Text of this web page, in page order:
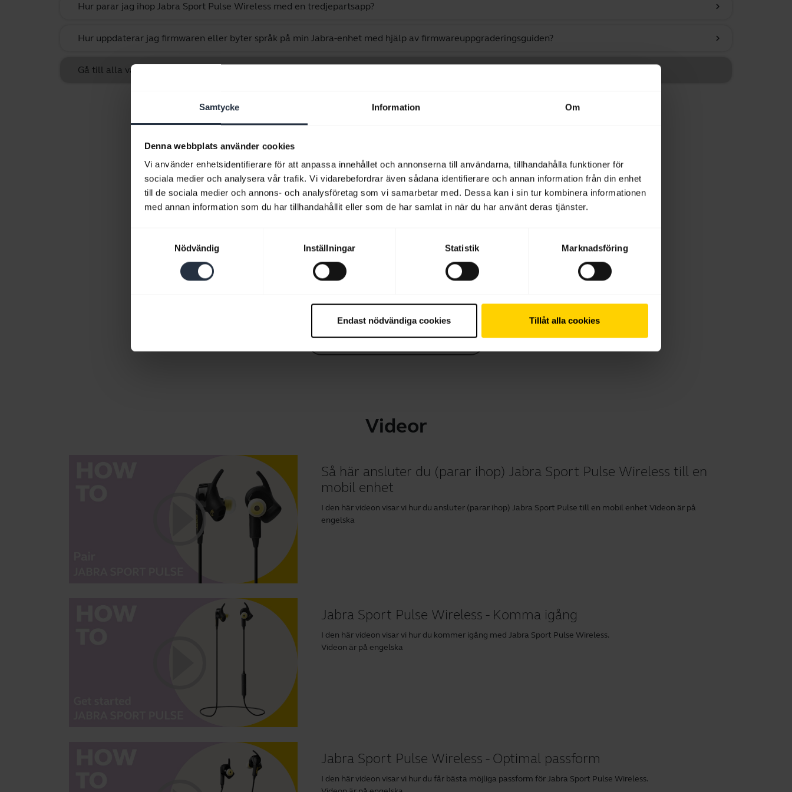
Samtycke Information Om
Denna webbplats använder cookies
Vi använder enhetsidentifierare för att anpassa innehållet och annonserna till användarna, tillhandahålla funktioner för
sociala medier och analysera vår trafik. Vi vidarebefordrar även sådana identifierare och annan information från din enhet
till de sociala medier och annons- och analysföretag som vi samarbetar med. Dessa kan i sin tur kombinera informationen
med annan information som du har tillhandahållit eller som de har samlat in när du har använt deras tjänster.
Nödvändig
Inställningar Statistik Marknadsföring
Endast nödvändiga cookies Tillåt alla cookies
Hur parar jag ihop Jabra Sport Pulse Wireless med en tredjepartsapp? chevron_right
Hur uppdaterar jag firmwaren eller byter språk på min Jabra-enhet med hjälp av firmwareuppgraderingsguiden? chevron_right
Gå till alla vanliga frågor om Jabra Sport Pulse Wireless
Visar 10 av 10
Produktdokument
Europa (flerspråkig) expand_more
Videor
Så här ansluter du (parar ihop) Jabra Sport Pulse Wireless till en
mobil enhet
I den här videon visar vi hur du ansluter (parar ihop) Jabra Sport Pulse till en mobil enhet Videon är på
engelska
Jabra Sport Pulse Wireless - Komma igång
I den här videon visar vi hur du kommer igång med Jabra Sport Pulse Wireless.
Videon är på engelska
Jabra Sport Pulse Wireless - Optimal passform
I den här videon visar vi hur du får bästa möjliga passform för Jabra Sport Pulse Wireless.